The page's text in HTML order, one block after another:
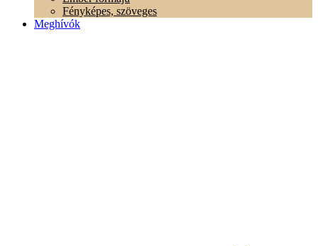
Fényképes, szöveges
Meghívók